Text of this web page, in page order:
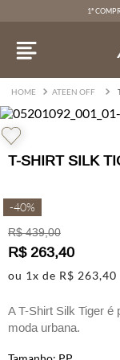
1ª
ATEEN OFF
T-SHIRT SILK
-40%
R$ 439,00
R$ 263,40
ou 1x de R$ 263,40
A T-Shirt Silk Tiger é
moda urbana.